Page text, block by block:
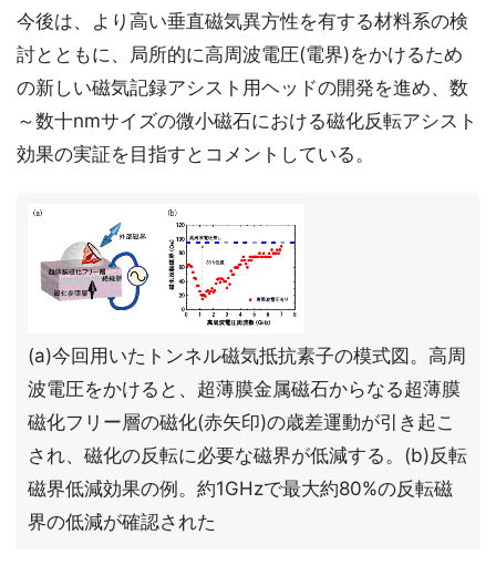
今後は、より高い垂直磁気異方性を有する材料系の検
討とともに、局所的に高周波電圧(電界)をかけるため
の新しい磁気記録アシスト用ヘッドの開発を進め、数
～数十nmサイズの微小磁石における磁化反転アシスト
効果の実証を目指すとコメントしている。
(a)今回用いたトンネル磁気抵抗素子の模式図。高周
波電圧をかけると、超薄膜金属磁石からなる超薄膜
磁化フリー層の磁化(赤矢印)の歳差運動が引き起こ
され、磁化の反転に必要な磁界が低減する。(b)反転
磁界低減効果の例。約1GHzで最大約80%の反転磁
界の低減が確認された